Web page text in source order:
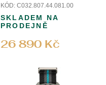
KÓD: C032.807.44.081.00
26 890 Kč
SKLADEM NA
PRODEJNĚ